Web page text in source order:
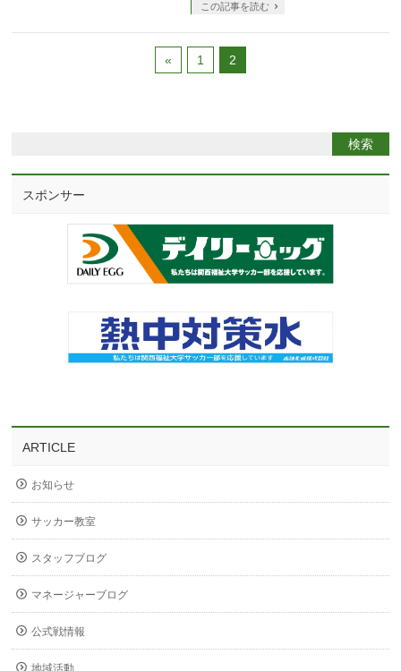
この記事を読む
« 1 2
スポンサー
ARTICLE
お知らせ
サッカー教室
スタッフブログ
マネージャーブログ
公式戦情報